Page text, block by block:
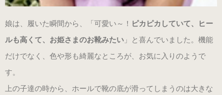
娘は、履いた瞬間から、「可愛い～！ ピカピカしていて、ヒー
ルも高くて、お姫さまのお靴みたい 」と喜んでいました。機能
だけでなく、色や形も綺麗なところが、お気に入りのようで
す。
上の子達の時から、ホールで靴の底が滑ってしまうのは大きな